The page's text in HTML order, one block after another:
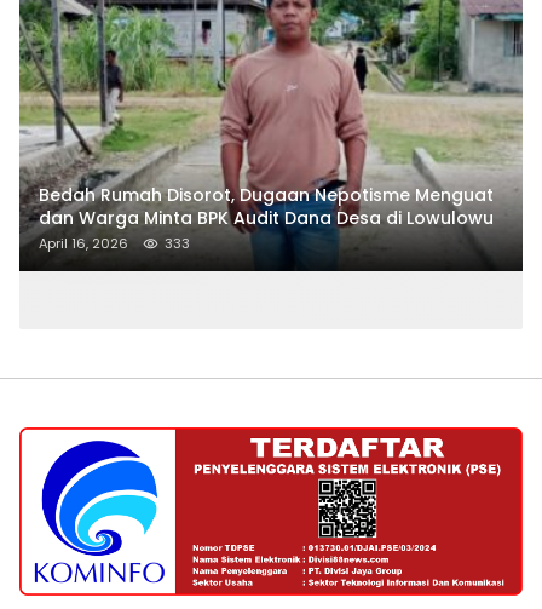
Bedah Rumah Disorot, Dugaan Nepotisme Menguat
dan Warga Minta BPK Audit Dana Desa di Lowulowu
April 16, 2026 333